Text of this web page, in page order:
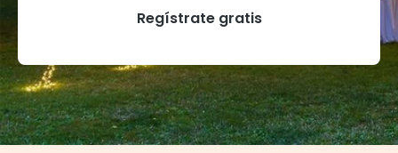
Regístrate gratis